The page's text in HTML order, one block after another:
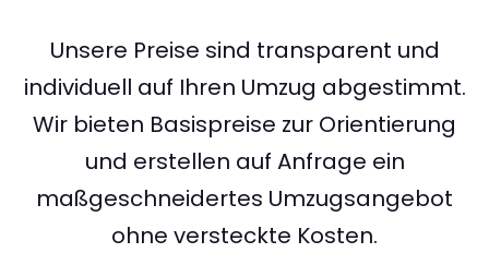
Unsere Preise sind transparent und
individuell auf Ihren Umzug abgestimmt.
Wir bieten Basispreise zur Orientierung
und erstellen auf Anfrage ein
maßgeschneidertes Umzugsangebot
ohne versteckte Kosten.